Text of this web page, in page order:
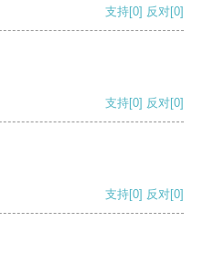
支持[0] 反对[0]
支持[0] 反对[0]
支持[0] 反对[0]